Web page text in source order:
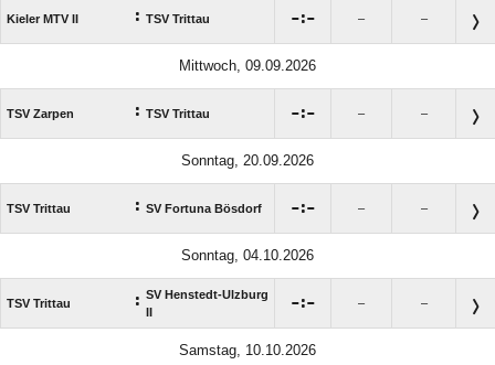
Kieler MTV II : TSV Trittau : – –
Mittwoch, 09.09.2026
TSV Zarpen : TSV Trittau : – –
Sonntag, 20.09.2026
TSV Trittau : SV Fortuna Bösdorf : – –
Sonntag, 04.10.2026
TSV Trittau : SV Henstedt-Ulzburg
II
: – –
Samstag, 10.10.2026